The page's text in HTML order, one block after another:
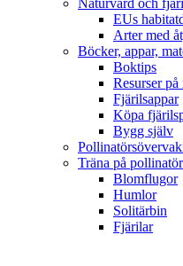
EUs
Arter med
Böcker, appar,
Boktips
Resurser på
Fjärilsappar
Köpa
Bygg själv
Träna på
Blomflugor
Humlor
Solitärbin
Fjärilar